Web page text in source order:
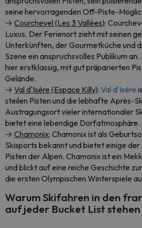
seine hervorragenden Off-Piste-
→ Courchevel (Les 3 Vallées):
Luxus. Der Ferienort zieht mit seinen
Unterkünften, der Gourmetküche und
Szene ein anspruchsvolles Publikum
hier erstklassig, mit gut präparierten
Gelände.
→ Val d'Isère (Espace Killy): Val d'Isère
steilen Pisten und die lebhafte Après-
Austragungsort vieler internationaler
bietet eine lebendige Dorfatmosphäre.
→ Chamonix: Chamonix ist als
Skisports bekannt und bietet einige
Pisten der Alpen. Chamonix ist ein
und blickt auf eine reiche Geschichte
die ersten Olympischen Winterspiele
Warum Skifahren in den
auf jeder Bucket List